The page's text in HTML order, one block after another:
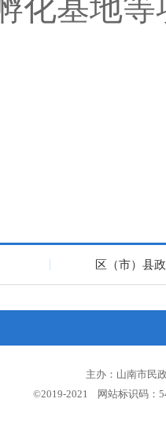
化基地等
区（市）县
主办：山南市民
©2019-2021 网站标识码：